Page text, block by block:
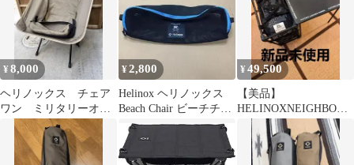
¥8,000
ヘリノックス チェア
ワン ミリタリーオリ
ーブ 旧タイプ
¥2,800
Helinox ヘリノックス
Beach Chair ビーチチェ
ア 純正ケース
¥49,500
【美品】
HELINOXNEIGHBORH
OODFUTURAFIELDOF
FICE